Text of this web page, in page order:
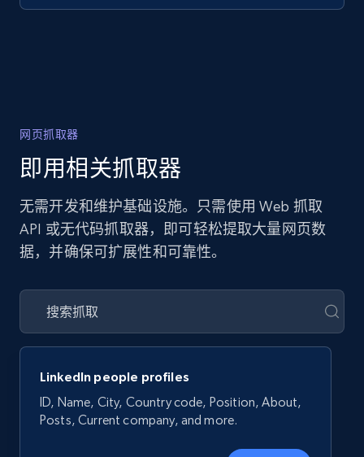
网页抓取器
即用相关抓取器
无需开发和维护基础设施。只需使用 Web 抓取
API 或无代码抓取器，即可轻松提取大量网页数
据，并确保可扩展性和可靠性。
LinkedIn people profiles
ID, Name, City, Country code, Position, About,
Posts, Current company, and more.